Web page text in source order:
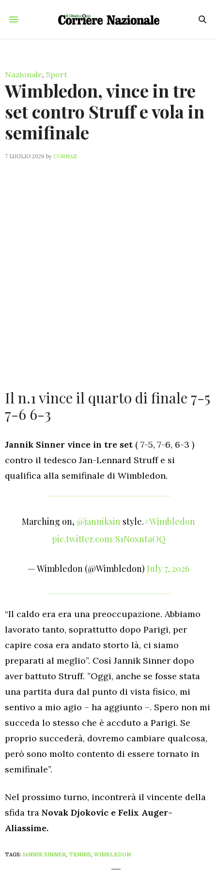
Nazionale, Sport
Wimbledon, vince in tre
set contro Struff e vola in
semifinale
7 LUGLIO 2026 by CORNAZ
Il n.1 vince il quarto di finale 7-5
7-6 6-3
Jannik Sinner vince in tre set ( 7-5, 7-6, 6-3 )
contro il tedesco Jan-Lennard Struff e si
qualifica alla semifinale di Wimbledon.
Marching on, @janniksin style.#Wimbledon
pic.twitter.com/S1NoxntaOQ
— Wimbledon (@Wimbledon) July 7, 2026
“Il caldo era era una preoccupazione. Abbiamo
lavorato tanto, soprattutto dopo Parigi, per
capire cosa era andato storto là, ci siamo
preparati al meglio”. Così Jannik Sinner dopo
aver battuto Struff. ”Oggi, anche se fosse stata
una partita dura dal punto di vista fisico, mi
sentivo a mio agio – ha aggiunto –. Spero non mi
succeda lo stesso che è accduto a Parigi. Se
proprio succederà, dovremo cambiare qualcosa,
però sono molto contento di essere tornato in
semifinale”.
Nel prossimo turno, incontrerà il vincente della
sfida tra Novak Djokovic e Felix Auger-
Aliassime.
TAGS: JANNIK SINNER, TENNIS, WIMBLEDON